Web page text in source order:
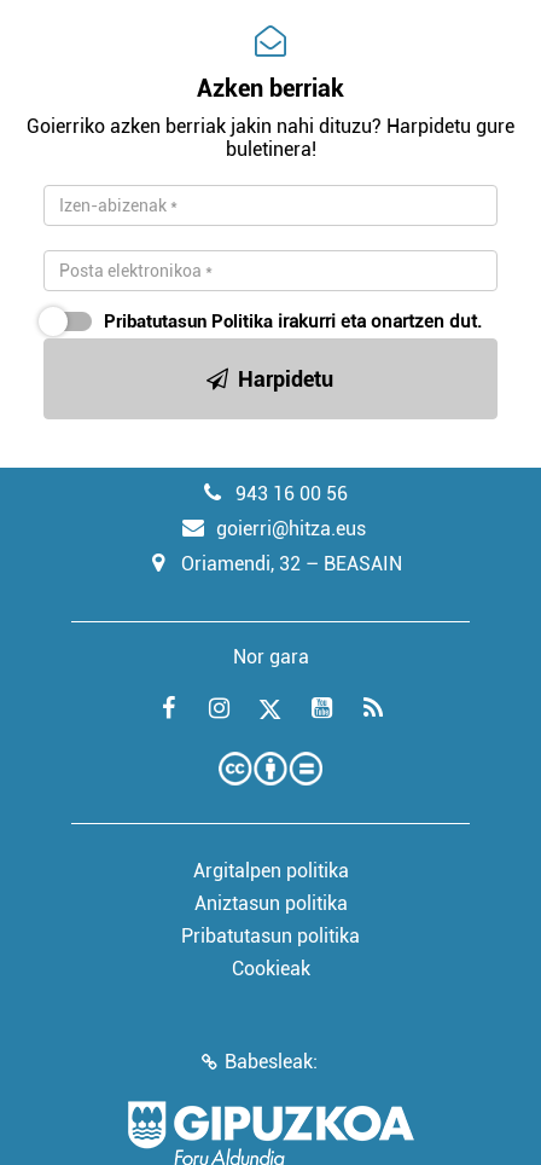
Azken berriak
Goierriko azken berriak jakin nahi dituzu? Harpidetu gure
buletinera!
Pribatutasun Politika irakurri eta onartzen dut.
Harpidetu
943 16 00 56
goierri@hitza.eus
Oriamendi, 32 – BEASAIN
Nor gara
Argitalpen politika
Aniztasun politika
Pribatutasun politika
Cookieak
Babesleak: